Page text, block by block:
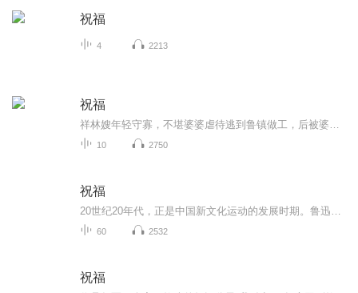
祝福
4 2213
祝福
10 2750
祝福
60 2532
祝福